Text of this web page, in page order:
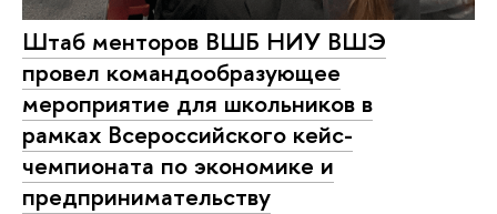
Штаб менторов ВШБ НИУ ВШЭ
провел командообразующее
мероприятие для школьников в
рамках Всероссийского кейс-
чемпионата по экономике и
предпринимательству